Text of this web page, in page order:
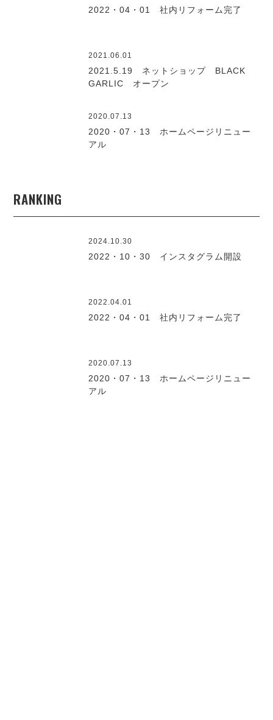
2022・04・01 社内リフォーム完了
2021.06.01
2021.5.19 ネットショップ BLACK
GARLIC オープン
2020.07.13
2020・07・13 ホームページリニュー
アル
RANKING
2024.10.30
2022・10・30 インスタグラム開設
2022.04.01
2022・04・01 社内リフォーム完了
2020.07.13
2020・07・13 ホームページリニュー
アル